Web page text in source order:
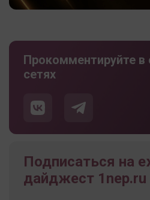
Прокомментируйте
сетях
Подписаться на
дайджест 1nep.ru